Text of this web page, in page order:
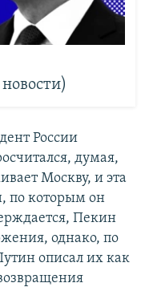
России
думая,
Москву, и эта
по которым он
Пекин
однако, по
описал их как